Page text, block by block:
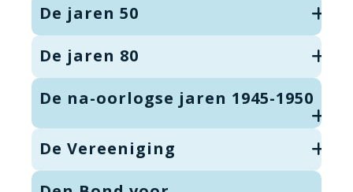
De jaren 50
De jaren 80
De na-oorlogse jaren 1945-1950
De Vereeniging